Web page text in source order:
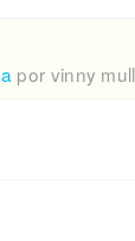
por vinny